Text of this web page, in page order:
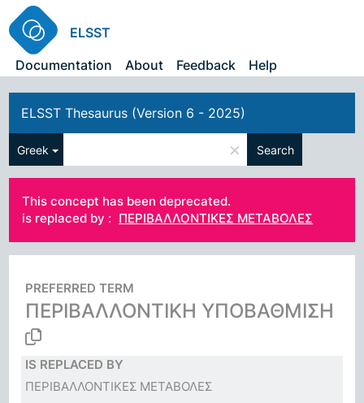
ELSST
Documentation
About Feedback Help
ELSST Thesaurus (Version 6 - 2025)
Greek × Search
This concept has been deprecated.
is replaced by : ΠΕΡΙΒΑΛΛΟΝΤΙΚΕΣ ΜΕΤΑΒΟΛΕΣ
PREFERRED TERM
ΠΕΡΙΒΑΛΛΟΝΤΙΚΗ ΥΠΟΒΑΘΜΙΣΗ
IS REPLACED BY
ΠΕΡΙΒΑΛΛΟΝΤΙΚΕΣ ΜΕΤΑΒΟΛΕΣ